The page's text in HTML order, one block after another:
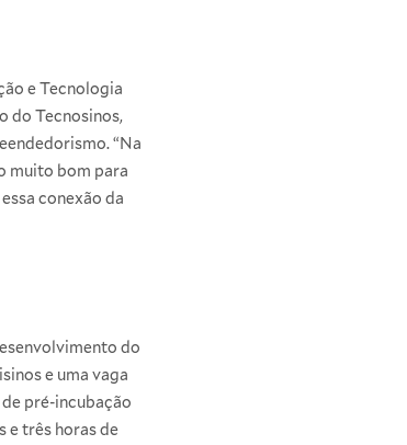
e Tecnologia
do Tecnosinos,
“Na
muito bom para
conexão da
do
e uma vaga
pré-incubação
e três horas de